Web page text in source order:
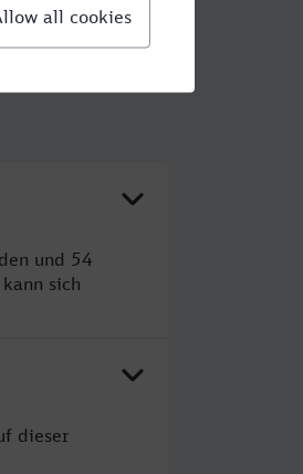
und 54
sich
dieser